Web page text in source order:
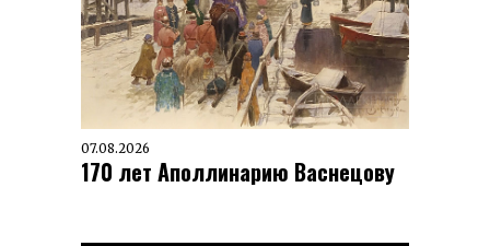
07.08.2026
170 лет Аполлинарию Васнецову